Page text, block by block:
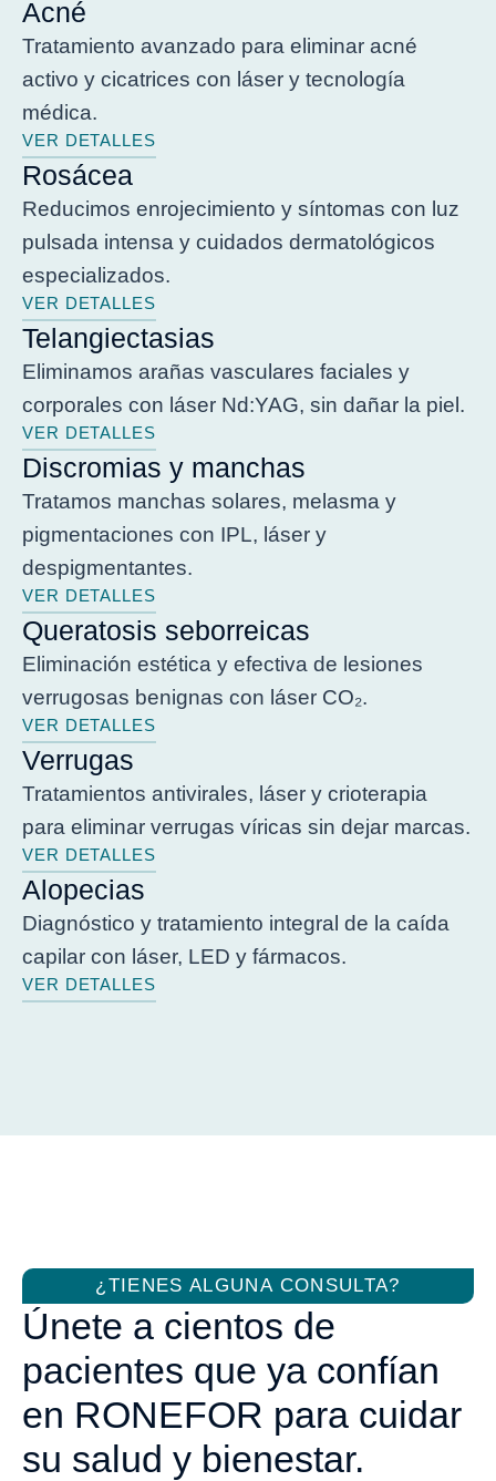
Acné
Tratamiento avanzado para eliminar acné
activo y cicatrices con láser y tecnología
médica.
VER DETALLES
Rosácea
Reducimos enrojecimiento y síntomas con luz
pulsada intensa y cuidados dermatológicos
especializados.
VER DETALLES
Telangiectasias
Eliminamos arañas vasculares faciales y
corporales con láser Nd:YAG, sin dañar la piel.
VER DETALLES
Discromias y manchas
Tratamos manchas solares, melasma y
pigmentaciones con IPL, láser y
despigmentantes.
VER DETALLES
Queratosis seborreicas
Eliminación estética y efectiva de lesiones
verrugosas benignas con láser CO₂.
VER DETALLES
Verrugas
Tratamientos antivirales, láser y crioterapia
para eliminar verrugas víricas sin dejar marcas.
VER DETALLES
Alopecias
Diagnóstico y tratamiento integral de la caída
capilar con láser, LED y fármacos.
VER DETALLES
¿TIENES ALGUNA CONSULTA?
Únete a cientos de
pacientes que ya confían
en RONEFOR para cuidar
su salud y bienestar.